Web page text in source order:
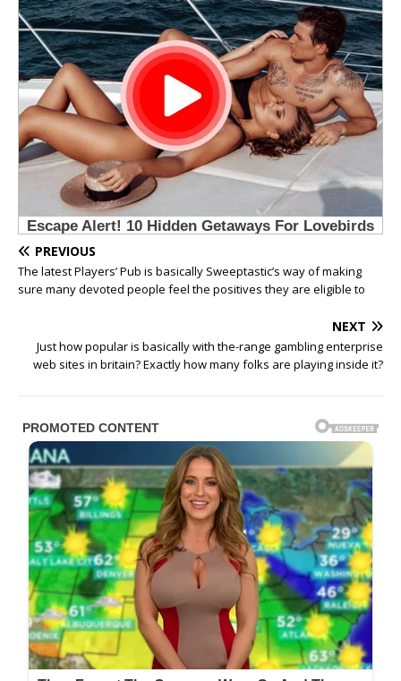
PREVIOUS
The latest Players’ Pub is basically Sweeptastic’s way of making
sure many devoted people feel the positives they are eligible to
NEXT
Just how popular is basically with the-range gambling enterprise
web sites in britain? Exactly how many folks are playing inside it?